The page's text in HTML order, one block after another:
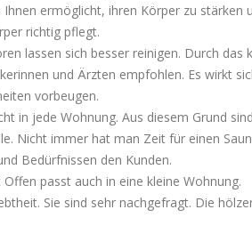
hölzernen
Badetonnen
ermöglicht, ihren Körper zu stärken
richtig pflegt.
lassen sich besser reinigen. Durch das
und Ärzten empfohlen. Es wirkt
vorbeugen.
in jede Wohnung. Aus diesem Grund
Nicht immer hat man Zeit für einen
Bedürfnissen den Kunden.
passt auch in eine kleine Wohnung.
Sie sind sehr nachgefragt. Die